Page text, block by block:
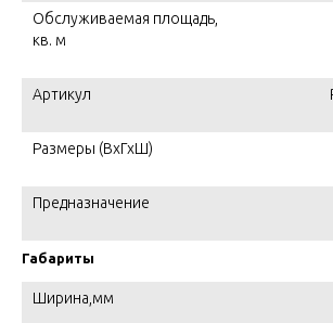
Обслуживаемая площадь,
кв. м
Артикул
Размеры (ВхГхШ)
Предназначение
Габариты
Ширина,мм